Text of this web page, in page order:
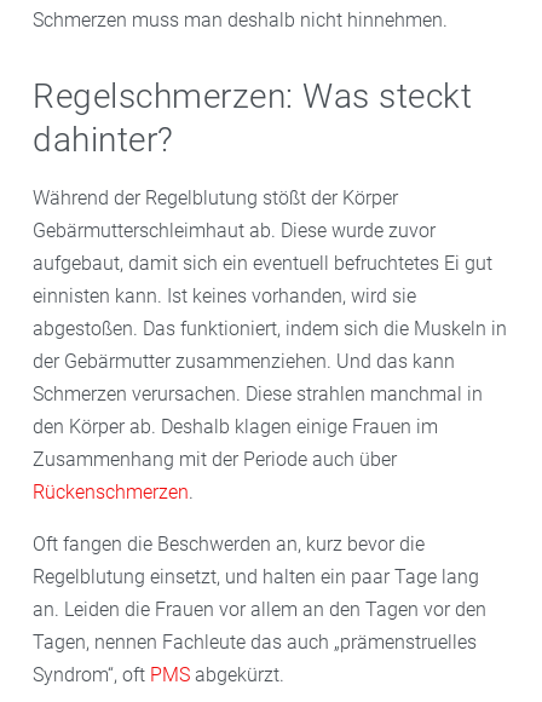
Schmerzen muss man deshalb nicht hinnehmen.
Regelschmerzen: Was steckt
dahinter?
Während der Regelblutung stößt der Körper
Gebärmutterschleimhaut ab. Diese wurde zuvor
aufgebaut, damit sich ein eventuell befruchtetes Ei gut
einnisten kann. Ist keines vorhanden, wird sie
abgestoßen. Das funktioniert, indem sich die Muskeln in
der Gebärmutter zusammenziehen. Und das kann
Schmerzen verursachen. Diese strahlen manchmal in
den Körper ab. Deshalb klagen einige Frauen im
Zusammenhang mit der Periode auch über
Rückenschmerzen.
Oft fangen die Beschwerden an, kurz bevor die
Regelblutung einsetzt, und halten ein paar Tage lang
an. Leiden die Frauen vor allem an den Tagen vor den
Tagen, nennen Fachleute das auch „prämenstruelles
Syndrom“, oft PMS abgekürzt.